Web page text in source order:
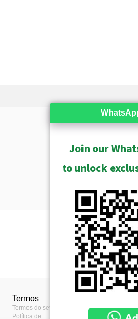
Termos
Termos do seviço
Política de
Join our
to unlock